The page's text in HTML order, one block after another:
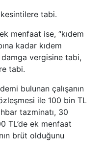
tabi.
menfaat ise, “kıdem
kadar kıdem
vergisine tabi,
tabi.
bulunan çalışanın
ile 100 bin TL
tazminatı, 30
TL’de ek menfaat
brüt olduğunu